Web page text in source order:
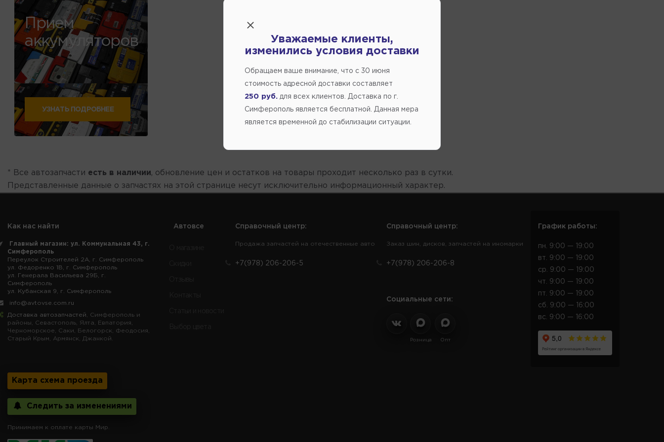
Прием
аккумуляторов
УЗНАТЬ ПОДРОБНЕЕ
* Все автозапчасти есть в наличии, обновление цен и остатков на товары проходит несколько раз в сутки.
Представленные данные о запчастях на этой странице несут исключительно информационный характер.
Как нас найти
Главный магазин: ул. Коммунальная 43, г.
Симферополь
Переулок Строителей 2А, г. Симферополь
ул. Федоренко 1В, г. Симферополь
ул. Генерала Васильева 29Б, г.
Симферополь
ул. Кубанская 9, г. Симферополь
info@avtovse.com.ru
Доставка автозапчастей , Симферополь и
районы, Севастополь, Ялта, Евпатория,
Черноморское, Саки, Белогорск, Феодосия,
Старый Крым, Армянск, Джанкой.
Карта схема проезда
Следить за изменениями
Принимаем к оплате карты Мир.
Автовсе Справочный центр:
Продажа запчастей на отечественные авто
+7(978) 206-206-5
Справочный центр:
Заказ шин, дисков, запчастей на иномарки
+7(978) 206-206-8
Социальные сети:
Розница Опт
График работы:
пн. 9:00 — 19:00
вт. 9:00 — 19:00
ср. 9:00 — 19:00
чт. 9:00 — 19:00
пт. 9:00 — 19:00
сб. 9:00 — 16:00
вс. 9:00 — 16:00
Уважаемые клиенты,
изменились условия доставки
Обращаем ваше внимание, что c 30 июня
стоимость адресной доставки составляет
250 руб. для всех клиентов. Доставка по г.
Симферополь является бесплатной. Данная мера
является временной до стабилизации ситуации.